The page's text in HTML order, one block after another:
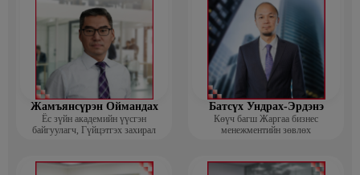
Жамъянсүрэн Оймандах
Ёс зүйн академийн үүсгэн
байгуулагч, Гүйцэтгэх захирал
Батсүх Ундрах-Эрдэнэ
Көүч багш Жаргаа бизнес
менежментийн зөвлөх